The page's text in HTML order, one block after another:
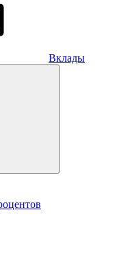
Вклады